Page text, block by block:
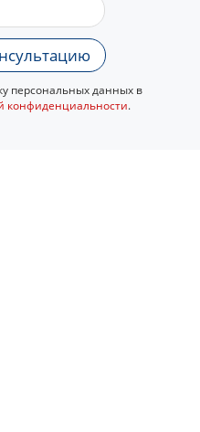
персональных данных в
конфиденциальности.